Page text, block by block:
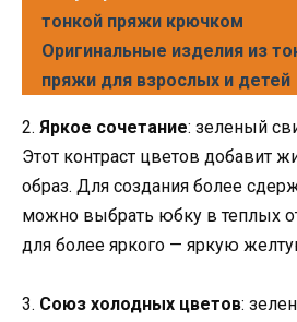
тонкой пряжи крючком
Оригинальные изделия из
пряжи для взрослых и детей
2. Яркое сочетание: зеленый
Этот контраст цветов добавит
образ. Для создания более
можно выбрать юбку в теплых
для более яркого — яркую
3. Союз холодных цветов: